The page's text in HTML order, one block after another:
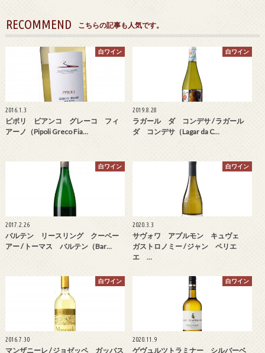
RECOMMEND こちらの記事も人気です。
白ワイン
2016.1.3
ピポリ ビアンコ グレーコ フィ
アーノ（Pipoli Greco Fia…
白ワイン
2019.8.28
ラガール ダ コンデサ / ラガール
ダ コンデサ（Lagar da C…
白ワイン
2017.2.26
バルテン リースリング クーベー
アー / トーマス バルテン（Bar…
白ワイン
2020.3.3
サヴォワ アプルモン キュヴェ
ガストロノミー / ジャン ペリエ
エ …
白ワイン
2016.7.30
マンザニーレ / ジョゼッペ ガッバス
白ワイン
2020.11.9
ゲヴュルツトラミナー シルバーベ